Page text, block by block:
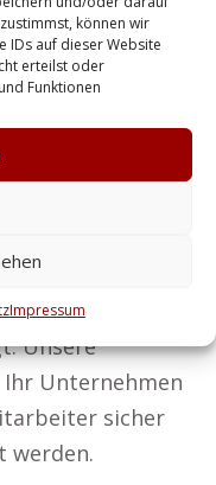
können wir
IDs auf dieser Website
erteilst oder
Funktionen
Impressum
die Auffassung:
die
fördern.
Privatkunden
dass Sicherheit
Unsere
Ihr Unternehmen
sicher
werden.